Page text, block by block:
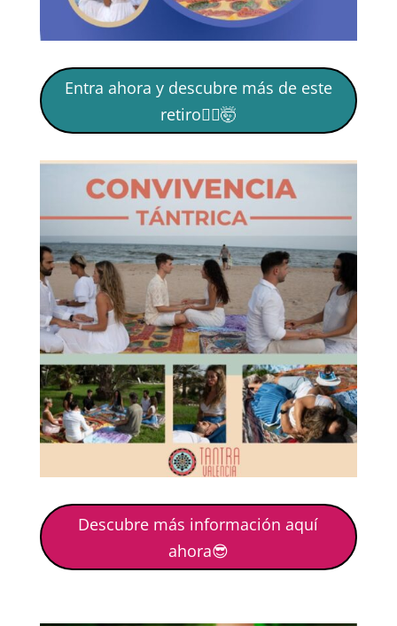
Entra ahora y descubre más de este
retiro🙋‍♀️🤯
Descubre más información aquí
ahora😎